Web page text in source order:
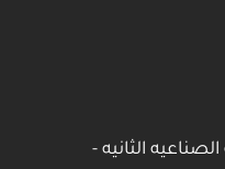
الثانيه -